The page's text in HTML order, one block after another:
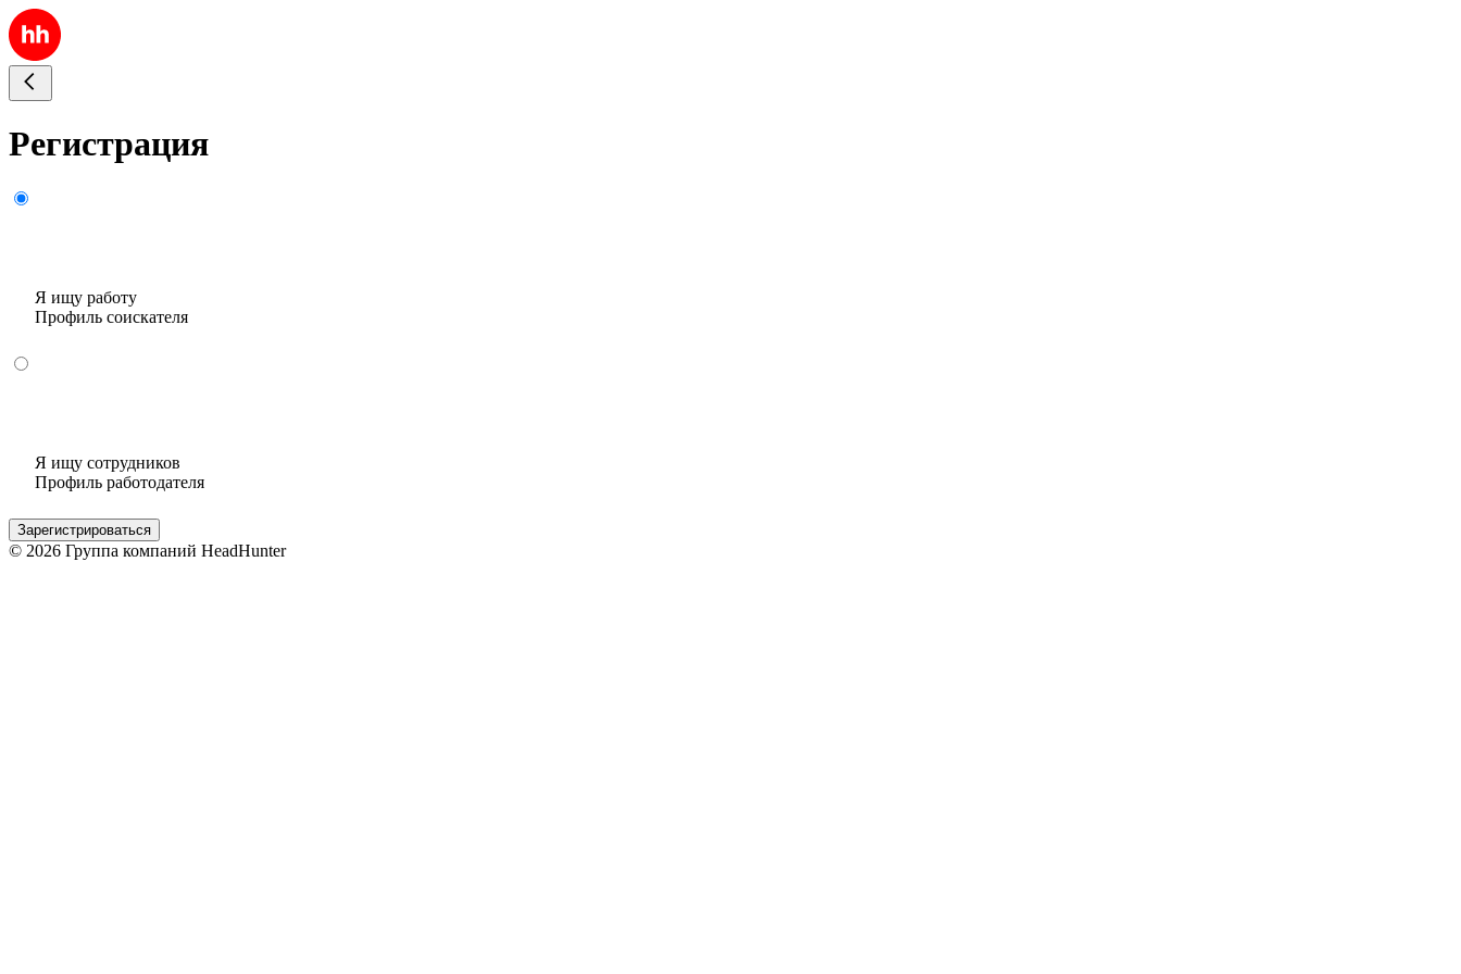
Регистрация
Я ищу работу
Профиль соискателя
Я ищу сотрудников
Профиль работодателя
Зарегистрироваться
© 2026 Группа компаний HeadHunter